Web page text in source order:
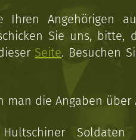
Ihren Angehörigen
Sie uns, bitte,
Seite. Besuchen
man die Angaben über